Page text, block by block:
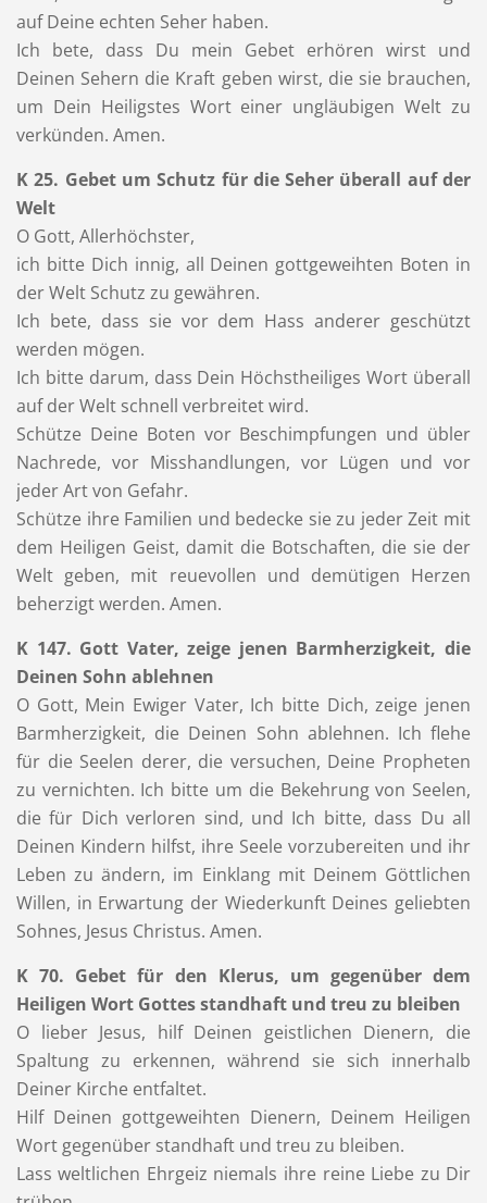
auf Deine echten Seher haben.
Ich bete, dass Du mein Gebet erhören wirst und
Deinen Sehern die Kraft geben wirst, die sie brauchen,
um Dein Heiligstes Wort einer ungläubigen Welt zu
verkünden. Amen.
K 25. Gebet um Schutz für die Seher überall auf der
Welt
O Gott, Allerhöchster,
ich bitte Dich innig, all Deinen gottgeweihten Boten in
der Welt Schutz zu gewähren.
Ich bete, dass sie vor dem Hass anderer geschützt
werden mögen.
Ich bitte darum, dass Dein Höchstheiliges Wort überall
auf der Welt schnell verbreitet wird.
Schütze Deine Boten vor Beschimpfungen und übler
Nachrede, vor Misshandlungen, vor Lügen und vor
jeder Art von Gefahr.
Schütze ihre Familien und bedecke sie zu jeder Zeit mit
dem Heiligen Geist, damit die Botschaften, die sie der
Welt geben, mit reuevollen und demütigen Herzen
beherzigt werden. Amen.
K 147. Gott Vater, zeige jenen Barmherzigkeit, die
Deinen Sohn ablehnen
O Gott, Mein Ewiger Vater, Ich bitte Dich, zeige jenen
Barmherzigkeit, die Deinen Sohn ablehnen. Ich flehe
für die Seelen derer, die versuchen, Deine Propheten
zu vernichten. Ich bitte um die Bekehrung von Seelen,
die für Dich verloren sind, und Ich bitte, dass Du all
Deinen Kindern hilfst, ihre Seele vorzubereiten und ihr
Leben zu ändern, im Einklang mit Deinem Göttlichen
Willen, in Erwartung der Wiederkunft Deines geliebten
Sohnes, Jesus Christus. Amen.
K 70. Gebet für den Klerus, um gegenüber dem
Heiligen Wort Gottes standhaft und treu zu bleiben
O lieber Jesus, hilf Deinen geistlichen Dienern, die
Spaltung zu erkennen, während sie sich innerhalb
Deiner Kirche entfaltet.
Hilf Deinen gottgeweihten Dienern, Deinem Heiligen
Wort gegenüber standhaft und treu zu bleiben.
Lass weltlichen Ehrgeiz niemals ihre reine Liebe zu Dir